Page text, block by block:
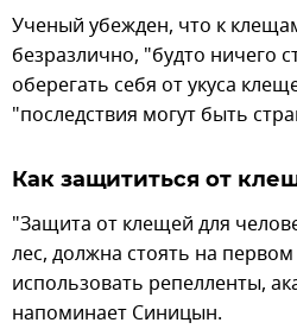
Ученый убежден, что к
безразлично, "будто ничего
оберегать себя от укуса
"последствия могут быть
Как защититься от
"Защита от клещей для
лес, должна стоять на
использовать репелленты,
напоминает Синицын.